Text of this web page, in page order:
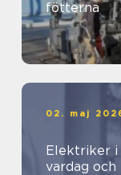
fötterna
02. maj
Elektriker i täby trygg
vardag